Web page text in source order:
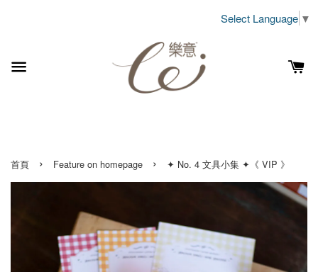
Select Language ▼
首頁 › Feature on homepage › ✦ No. 4 文具小集 ✦《 VIP 》